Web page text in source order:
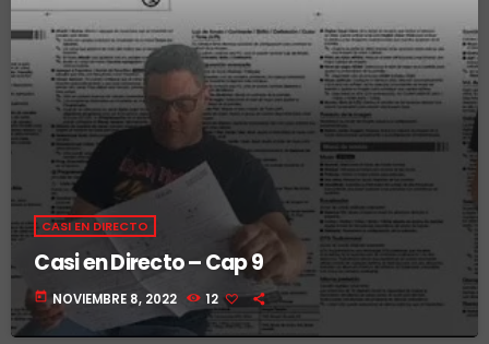
CASI EN DIRECTO
Casi en Directo – Cap 9
today NOVIEMBRE 8, 2022 12